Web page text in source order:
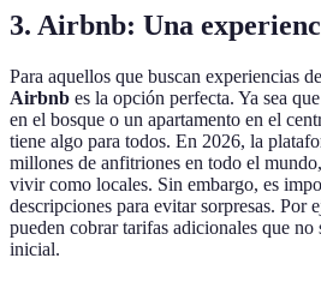
3. Airbnb: Una
Para aquellos que buscan experiencias
Airbnb es la opción perfecta. Ya sea
en el bosque o un apartamento en el
tiene algo para todos. En 2026, la
millones de anfitriones en todo el
vivir como locales. Sin embargo, es
descripciones para evitar sorpresas. Por
pueden cobrar tarifas adicionales que
inicial.